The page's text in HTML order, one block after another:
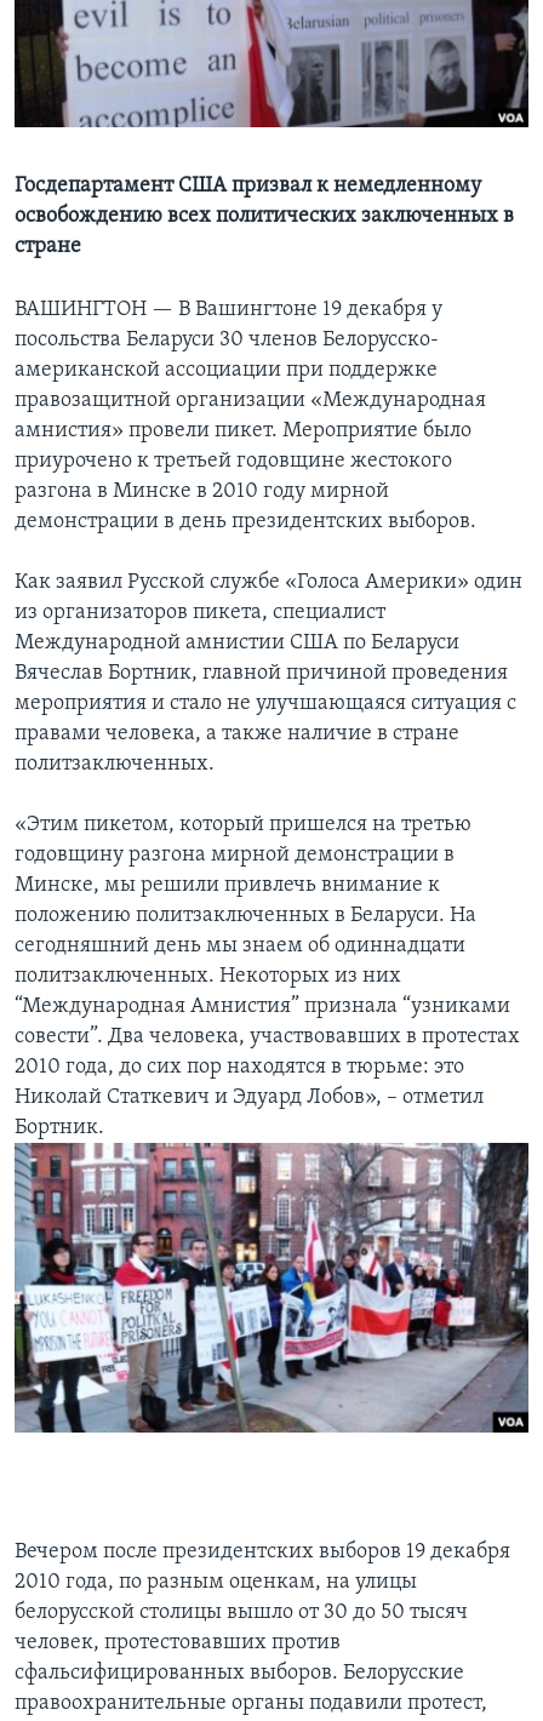
Learning English
СОЦИАЛЬНЫЕ СЕТИ
Языки
Госдепартамент США призвал к немедленному
освобождению всех политических заключенных в
стране
ВАШИНГТОН — В Вашингтоне 19 декабря у
посольства Беларуси 30 членов Белорусско-
американской ассоциации при поддержке
правозащитной организации «Международная
амнистия» провели пикет. Мероприятие было
приурочено к третьей годовщине жестокого
разгона в Минске в 2010 году мирной
демонстрации в день президентских выборов.
Как заявил Русской службе «Голоса Америки» один
из организаторов пикета, специалист
Международной амнистии США по Беларуси
Вячеслав Бортник, главной причиной проведения
мероприятия и стало не улучшающаяся ситуация с
правами человека, а также наличие в стране
политзаключенных.
«Этим пикетом, который пришелся на третью
годовщину разгона мирной демонстрации в
Минске, мы решили привлечь внимание к
положению политзаключенных в Беларуси. На
сегодняшний день мы знаем об одиннадцати
политзаключенных. Некоторых из них
“Международная Амнистия” признала “узниками
совести”. Два человека, участвовавших в протестах
2010 года, до сих пор находятся в тюрьме: это
Николай Статкевич и Эдуард Лобов», – отметил
Бортник.
Вечером после президентских выборов 19 декабря
2010 года, по разным оценкам, на улицы
белорусской столицы вышло от 30 до 50 тысяч
человек, протестовавших против
сфальсифицированных выборов. Белорусские
правоохранительные органы подавили протест,